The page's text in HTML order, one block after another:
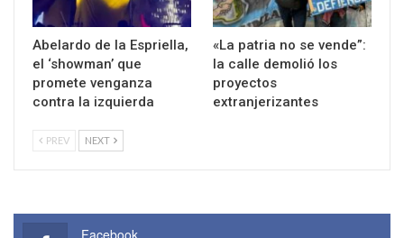
Abelardo de la Espriella,
el ‘showman’ que
promete venganza
contra la izquierda
«La patria no se vende”:
la calle demolió los
proyectos
extranjerizantes
PREV NEXT
Facebook